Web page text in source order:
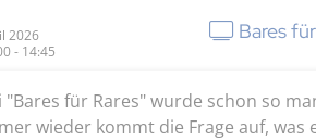
2026
- 14:45
Bares
"Bares für Rares" wurde schon so
wieder kommt die Frage auf,